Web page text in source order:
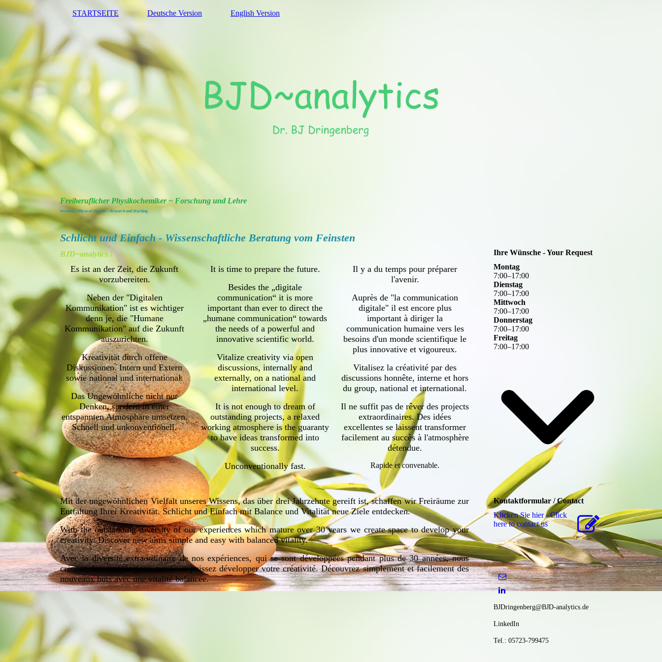
STARTSEITE Deutsche Version English Version
Freiberuflicher Physikochemiker ~ Forschung und Lehre
Freelance Physical Chemist ~ Research and Teaching
Schlicht und Einfach - Wissenschaftliche Beratung vom Feinsten
BJD~analytics !
Es ist an der Zeit, die Zukunft
vorzubereiten.
Neben der "Digitalen
Kommunikation" ist es wichtiger
denn je, die "Humane
Kommunikation" auf die Zukunft
auszurichten.
Kreativität durch offene
Diskussionen. Intern und Extern
sowie national und international.
Das Ungewöhnliche nicht nur
Denken, sondern in einer
entspannten Atmosphäre umsetzen.
Schnell und unkonventionell.
It is time to prepare the future.
Besides the „digitale
communication“ it is more
important than ever to direct the
„humane communication“ towards
the needs of a powerful and
innovative scientific world.
Vitalize creativity via open
discussions, internally and
externally, on a national and
international level.
It is not enough to dream of
outstanding projects, a relaxed
working atmosphere is the guaranty
to have ideas transformed into
success.
Unconventionally fast.
Il y a du temps pour préparer
l'avenir.
Auprès de "la communication
digitale" il est encore plus
important à diriger la
communication humaine vers les
besoins d'un monde scientifique le
plus innovative et vigoureux.
Vitalisez la créativité par des
discussions honnête, interne et hors
du group, national et international.
Il ne suffit pas de rêver des projects
extraordinaires. Des idées
excellentes se laissent transformer
facilement au succès à l'atmosphère
détendue.
Rapide et convenable.
Mit der ungewöhnlichen Vielfalt unseres Wissens, das über drei Jahrzehnte gereift ist, schaffen wir Freiräume zur
Entfaltung Ihrer Kreativität. Schlicht und Einfach mit Balance und Vitalität neue Ziele entdecken.
With the outstanding diversity of our experiences which mature over 30 years we create space to develop your
creativity. Discover new aims simple and easy with balanced vitality.
Avec la diversité extraordinaire de nos expériences, qui se sont développées pendant plus de 30 années, nous
créeons des espaces pour que vous puissez développer votre créativité. Découvrez simplement et facilementdes
nouveaux butsavec une vitalité balancée.
Ihre Wünsche - Your Request
Montag
7:00–17:00
Dienstag
7:00–17:00
Mittwoch
7:00–17:00
Donnerstag
7:00–17:00
Freitag
7:00–17:00
Kontaktformular / Contact
Klicken Sie hier - Click
here to contact us
BJDringenberg@BJD-analytics.de
LinkedIn
Tel.: 05723-799475